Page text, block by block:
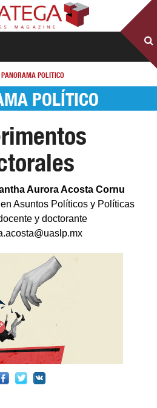
PANORAMA POLÍTICO
POLÍTICO
Aurora Acosta Cornu
Asuntos Políticos y Políticas
y doctorante